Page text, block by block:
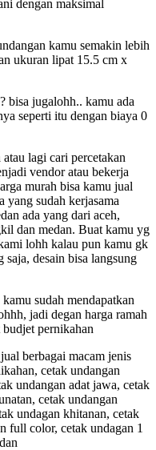
dengan maksimal
kamu semakin lebih
ukuran lipat 15.5 cm x
bisa jugalohh.. kamu ada
seperti itu dengan biaya 0
lagi cari percetakan
vendor atau bekerja
murah bisa kamu jual
yang sudah kerjasama
ada yang dari aceh,
dan medan. Buat kamu yg
lohh kalau pun kamu gk
saja, desain bisa langsung
sudah mendapatkan
jadi degan harga ramah
pernikahan
jual berbagai macam jenis
cetak undangan
undangan adat jawa, cetak
cetak undangan
undagan khitanan, cetak
full color, cetak undagan 1